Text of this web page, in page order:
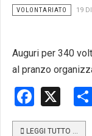
VOLONTARIATO 19
Auguri per 340
al pranzo
LEGGI TUTTO …